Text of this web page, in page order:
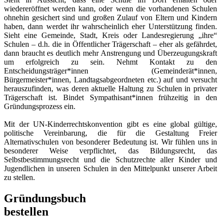
wiedereröffnet werden kann, oder wenn die vorhandenen Schulen
ohnehin gesichert sind und großen Zulauf von Eltern und Kindern
haben, dann werdet ihr wahrscheinlich eher Unterstützung finden.
Sieht eine Gemeinde, Stadt, Kreis oder Landesregierung „ihre“
Schulen – d.h. die in Öffentlicher Trägerschaft – eher als gefährdet,
dann braucht es deutlich mehr Anstrengung und Überzeugungskraft
um erfolgreich zu sein. Nehmt Kontakt zu den
Entscheidungsträger*innen (Gemeinderät*innen,
Bürgermeister*innen, Landtagsabgeordneten etc.) auf und versucht
herauszufinden, was deren aktuelle Haltung zu Schulen in privater
Trägerschaft ist. Bindet Sympathisant*innen frühzeitig in den
Gründungsprozess ein.
Mit der UN-Kinderrechtskonvention gibt es eine global gültige,
politische Vereinbarung, die für die Gestaltung Freier
Alternativschulen von besonderer Bedeutung ist. Wir fühlen uns in
besonderer Weise verpflichtet, das Bildungsrecht, das
Selbstbestimmungsrecht und die Schutzrechte aller Kinder und
Jugendlichen in unseren Schulen in den Mittelpunkt unserer Arbeit
zu stellen.
Gründungsbuch
bestellen